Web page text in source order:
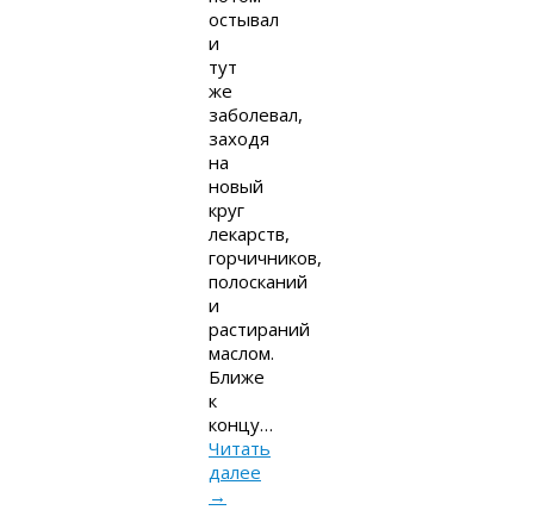
остывал
и
тут
же
заболевал,
заходя
на
новый
круг
лекарств,
горчичников,
полосканий
и
растираний
маслом.
Ближе
к
концу…
Читать
далее
→